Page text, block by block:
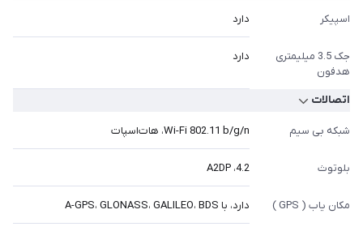
اسپیکر دارد
جک 3.5 میلیمتری
هدفون
دارد
اتصالات
شبکه بی سیم Wi-Fi 802.11 b/g/n، هات‌اسپات
بلوتوث 4.2، A2DP
مکان یاب ( GPS ) دارد، با A-GPS، GLONASS، GALILEO، BDS